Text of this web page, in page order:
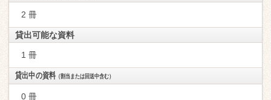
2 冊
貸出可能な資料
1 冊
貸出中の資料（割当または回送中含む）
0 冊